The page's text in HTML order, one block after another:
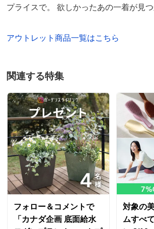
プライスで。 欲しかったあの一着が見つ
アウトレット商品一覧はこちら
関連する特集
フォロー＆コメントで
「カナダ企画 底面給水
対象の
ムすべ